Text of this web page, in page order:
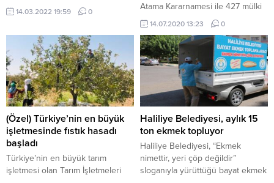
14.03.2022 19:59 0
Atama Kararnamesi ile 427 mülki
idare amirinin görev yerleri
değiştirildi.
14.07.2020 13:23 0
(Özel) Türkiye’nin en büyük
işletmesinde fıstık hasadı
başladı
Türkiye’nin en büyük tarım
işletmesi olan Tarım İşletmeleri
Haliliye Belediyesi, aylık 15
ton ekmek topluyor
Haliliye Belediyesi, “Ekmek
nimettir, yeri çöp değildir”
sloganıyla yürüttüğü bayat ekmek